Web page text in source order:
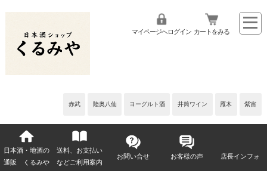
赤武 陸奥八仙 ヨーグルト酒 井筒ワイン 雁木 紫宙
マイページへログイン カートをみる
日本酒・地酒の
通販 くるみや
送料、お支払い
などご利用案内
お問い合せ お客様の声 店長インフォ